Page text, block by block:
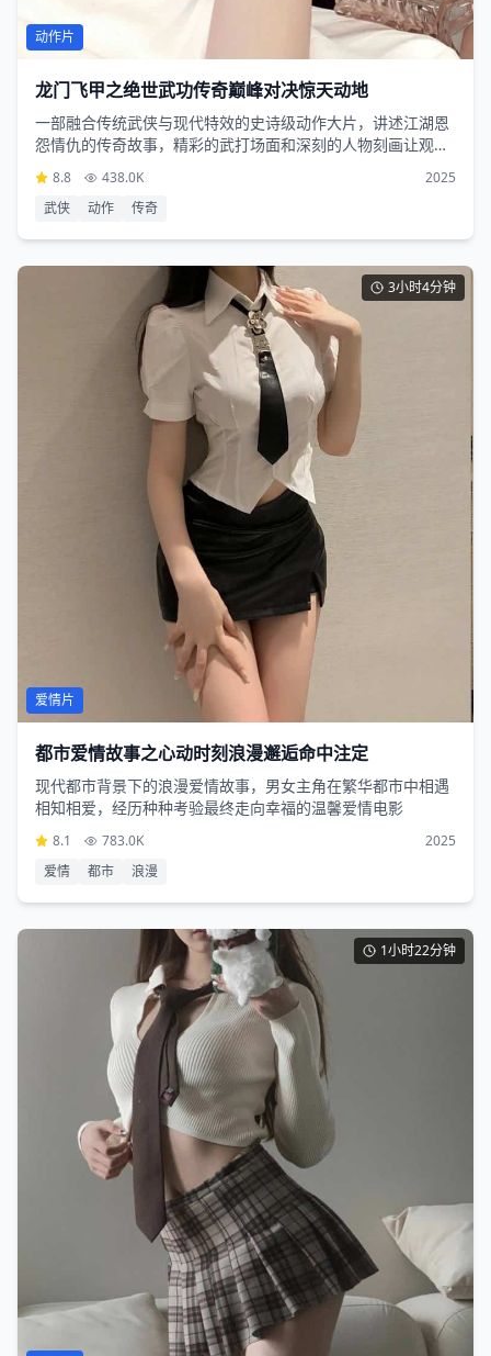
动作片
龙门飞甲之绝世武功传奇巅峰对决惊天动地
一部融合传统武侠与现代特效的史诗级动作大片，讲述江湖恩
怨情仇的传奇故事，精彩的武打场面和深刻的人物刻画让观众
沉浸其中
8.8 438.0K
2025
武侠
动作 传奇
3小时4分钟
爱情片
都市爱情故事之心动时刻浪漫邂逅命中注定
现代都市背景下的浪漫爱情故事，男女主角在繁华都市中相遇
相知相爱，经历种种考验最终走向幸福的温馨爱情电影
8.1 783.0K
2025
爱情
都市 浪漫
1小时22分钟